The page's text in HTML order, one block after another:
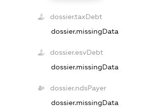
dossier.taxDebt
dossier.missingData
dossier.esvDebt
dossier.missingData
dossier.ndsPayer
dossier.missingData